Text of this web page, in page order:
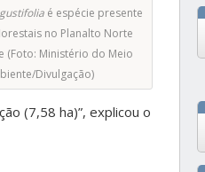
é espécie presente
no Planalto Norte
(Foto: Ministério do Meio
Divulgação)
(7,58 ha)”, explicou o